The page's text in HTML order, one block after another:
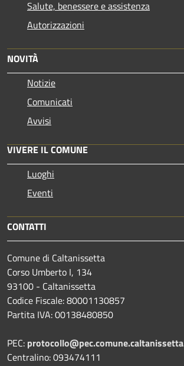
Salute, benessere e assistenza
Autorizzazioni
NOVITÀ
Notizie
Comunicati
Avvisi
VIVERE IL COMUNE
Luoghi
Eventi
CONTATTI
Comune di Caltanissetta
Corso Umberto I, 134
93100 - Caltanissetta
Codice Fiscale: 80001130857
Partita IVA: 00138480850
PEC:
Centralino: 093474111